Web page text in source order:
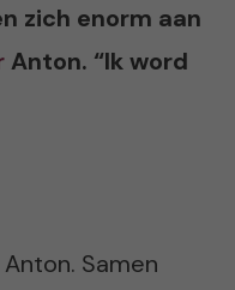
zich enorm aan
Anton. “Ik word
Samen